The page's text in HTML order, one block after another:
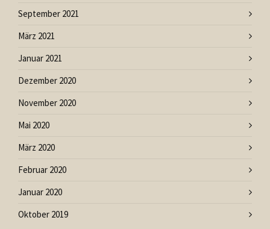
September 2021
März 2021
Januar 2021
Dezember 2020
November 2020
Mai 2020
März 2020
Februar 2020
Januar 2020
Oktober 2019